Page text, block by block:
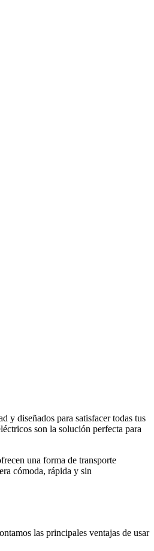
y diseñados para satisfacer todas tus
son la solución perfecta para
una forma de transporte
cómoda, rápida y sin
las principales ventajas de usar